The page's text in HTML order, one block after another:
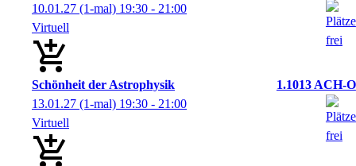
10.01.27 (1-mal) 19:30 - 21:00
Virtuell
Schönheit der Astrophysik
1.1013 ACH-O
13.01.27 (1-mal) 19:30 - 21:00
Virtuell